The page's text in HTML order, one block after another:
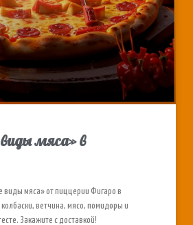
мяса» в
виды мяса» от пиццерии Фигаро в
ветчина, мясо, помидоры и
Закажите с доставкой!